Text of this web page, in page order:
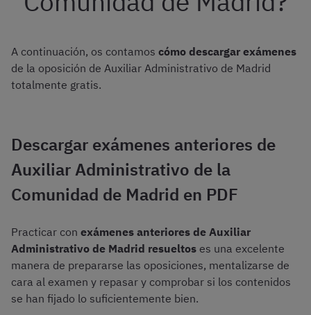
A continuación, os contamos cómo descargar exámenes
de la oposición de Auxiliar Administrativo de Madrid
totalmente gratis.
Descargar exámenes anteriores de
Auxiliar Administrativo de la
Comunidad de Madrid en PDF
Practicar con exámenes anteriores de Auxiliar
Administrativo de Madrid resueltos es una excelente
manera de prepararse las oposiciones, mentalizarse de
cara al examen y repasar y comprobar si los contenidos
se han fijado lo suficientemente bien.